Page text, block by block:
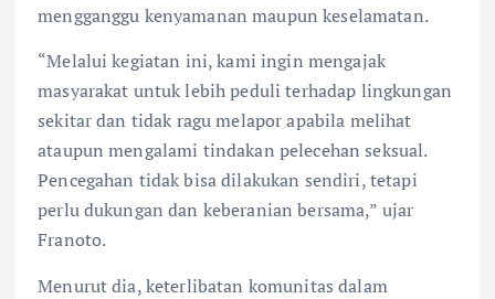
mengganggu kenyamanan maupun keselamatan.
“Melalui kegiatan ini, kami ingin mengajak
masyarakat untuk lebih peduli terhadap lingkungan
sekitar dan tidak ragu melapor apabila melihat
ataupun mengalami tindakan pelecehan seksual.
Pencegahan tidak bisa dilakukan sendiri, tetapi
perlu dukungan dan keberanian bersama,” ujar
Franoto.
Menurut dia, keterlibatan komunitas dalam